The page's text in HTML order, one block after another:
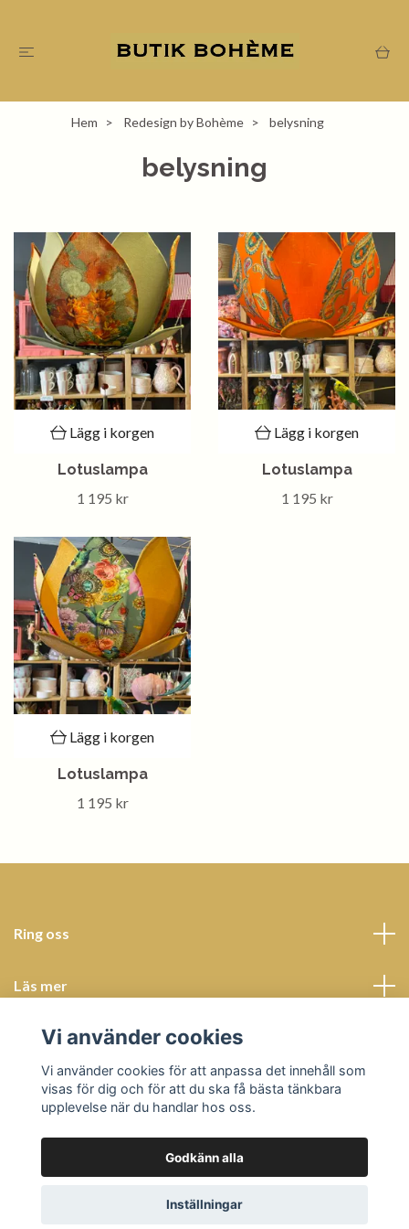
Hem Redesign by Bohème belysning
belysning
Lägg i korgen
Lotuslampa
1 195 kr
Lägg i korgen
Lotuslampa
1 195 kr
Lägg i korgen
Lotuslampa
1 195 kr
Ring oss
Läs mer
Sociala medier
© 2026 Butik BohèmePowered by Quickbutik
Vi använder cookies
Vi använder cookies för att anpassa det innehåll som
visas för dig och för att du ska få bästa tänkbara
upplevelse när du handlar hos oss.
Godkänn alla
Inställningar